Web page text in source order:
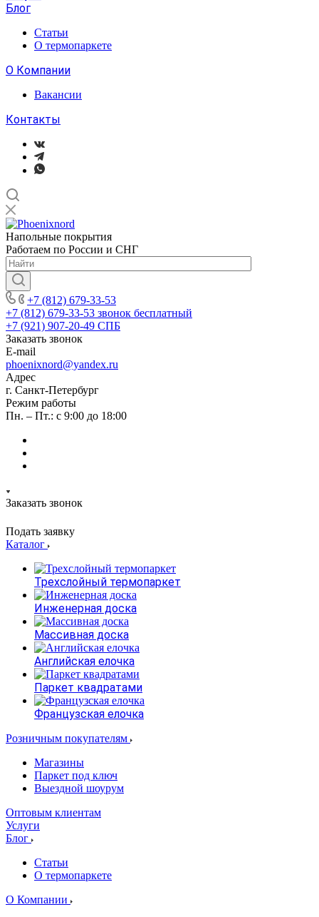
Блог
Статьи
О термопаркете
О Компании
Вакансии
Контакты
Напольные покрытия
Работаем по России и СНГ
+7 (812) 679-33-53
+7 (812) 679-33-53 звонок бесплатный
+7 (921) 907-20-49 СПБ
Заказать звонок
E-mail
phoenixnord@yandex.ru
Адрес
г. Санкт-Петербург
Режим работы
Пн. – Пт.: с 9:00 до 18:00
Заказать звонок
Подать заявку
Каталог
Трехслойный термопаркет
Инженерная доска
Массивная доска
Английская елочка
Паркет квадратами
Французская елочка
Розничным покупателям
Магазины
Паркет под ключ
Выездной шоурум
Оптовым клиентам
Услуги
Блог
Статьи
О термопаркете
О Компании